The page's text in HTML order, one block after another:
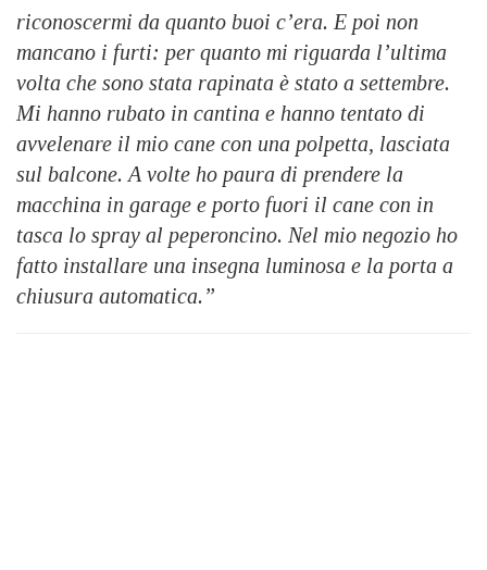
riconoscermi da quanto buoi c’era. E poi non
mancano i furti: per quanto mi riguarda l’ultima
volta che sono stata rapinata è stato a settembre.
Mi hanno rubato in cantina e hanno tentato di
avvelenare il mio cane con una polpetta, lasciata
sul balcone. A volte ho paura di prendere la
macchina in garage e porto fuori il cane con in
tasca lo spray al peperoncino. Nel mio negozio ho
fatto installare una insegna luminosa e la porta a
chiusura automatica.”